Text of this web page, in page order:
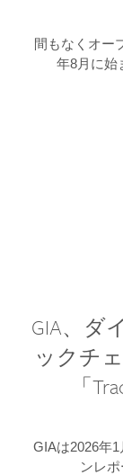
間もなくオー
年8月に始
GIA、ダ
ックチ
「
GIAは2026年
ンレ